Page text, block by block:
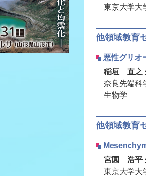
東京大学
他領域教育
悪性グリオ
稲垣 直之
奈良先端
生物学
他領域教育
宮園 浩平
東京大学